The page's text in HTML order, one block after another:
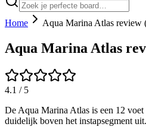
Home Aqua Marina Atlas review
Aqua Marina Atlas
4.1 / 5
De Aqua Marina Atlas is een 12
duidelijk boven het instapsegment uit.